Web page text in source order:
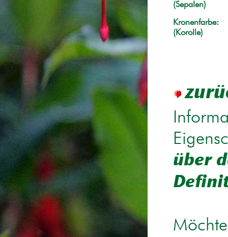
(Sepalen)
Kronenfarbe:
(Korolle)
über